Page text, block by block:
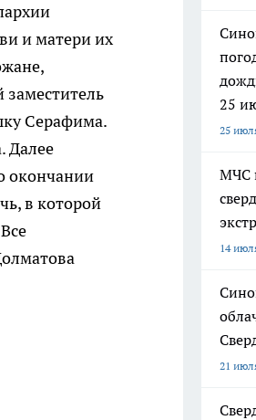
и матери их
Серафима.
Далее
окончании
в которой
25
25
МЧС
14
21